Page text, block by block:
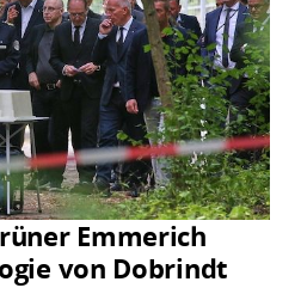
Emmerich
von Dobrindt